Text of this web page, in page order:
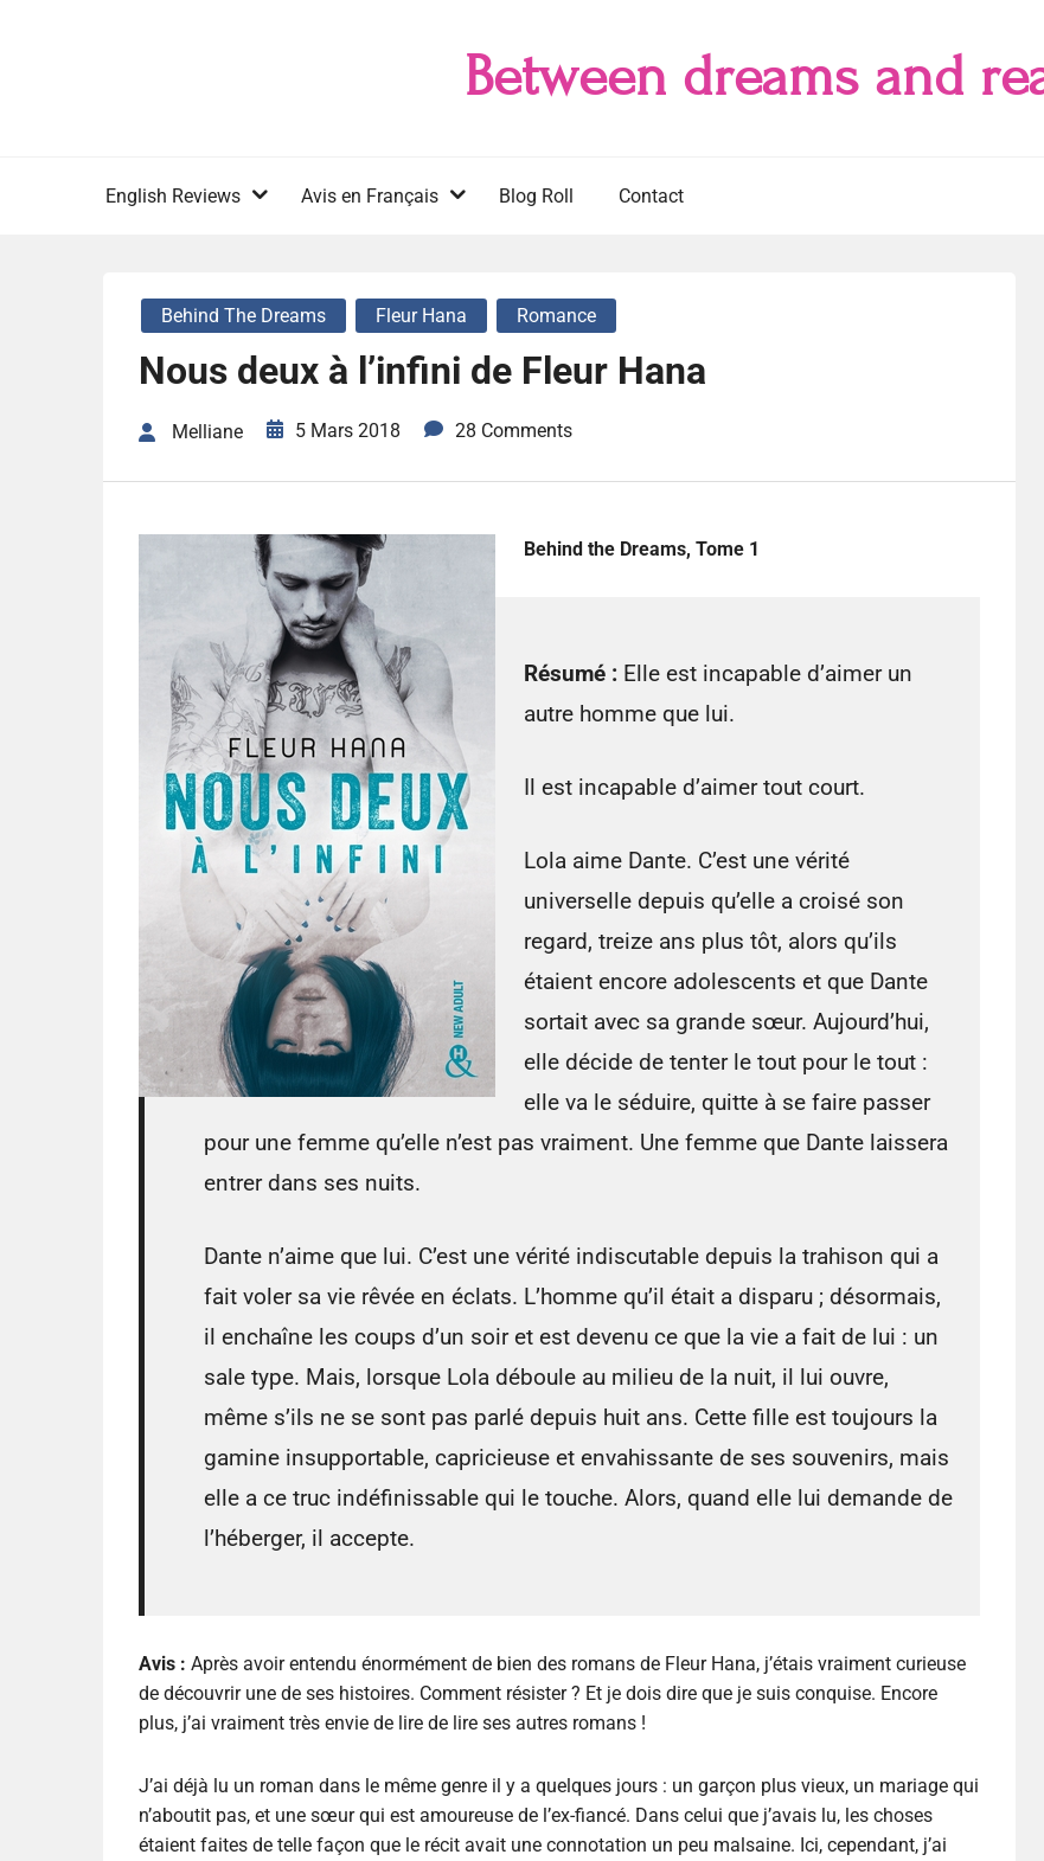
Between dreams and
English Reviews Avis en Français Blog Roll Contact
Behind The Dreams Fleur Hana Romance
Nous deux à l’infini de Fleur Hana
Melliane 5 Mars 2018 28 Comments
Behind the Dreams, Tome 1
Résumé : Elle est incapable d’aimer un
autre homme que lui.
Il est incapable d’aimer tout court.
Lola aime Dante. C’est une vérité
universelle depuis qu’elle a croisé son
regard, treize ans plus tôt, alors qu’ils
étaient encore adolescents et que Dante
sortait avec sa grande sœur. Aujourd’hui,
elle décide de tenter le tout pour le tout :
elle va le séduire, quitte à se faire passer
pour une femme qu’elle n’est pas vraiment. Une femme que Dante laissera
entrer dans ses nuits.
Dante n’aime que lui. C’est une vérité indiscutable depuis la trahison qui a
fait voler sa vie rêvée en éclats. L’homme qu’il était a disparu ; désormais,
il enchaîne les coups d’un soir et est devenu ce que la vie a fait de lui : un
sale type. Mais, lorsque Lola déboule au milieu de la nuit, il lui ouvre,
même s’ils ne se sont pas parlé depuis huit ans. Cette fille est toujours la
gamine insupportable, capricieuse et envahissante de ses souvenirs, mais
elle a ce truc indéfinissable qui le touche. Alors, quand elle lui demande de
l’héberger, il accepte.
Avis : Après avoir entendu énormément de bien des romans de Fleur Hana, j’étais vraiment curieuse
de découvrir une de ses histoires. Comment résister ? Et je dois dire que je suis conquise. Encore
plus, j’ai vraiment très envie de lire de lire ses autres romans !
J’ai déjà lu un roman dans le même genre il y a quelques jours : un garçon plus vieux, un mariage qui
n’aboutit pas, et une sœur qui est amoureuse de l’ex-fiancé. Dans celui que j’avais lu, les choses
étaient faites de telle façon que le récit avait une connotation un peu malsaine. Ici, cependant, j’ai